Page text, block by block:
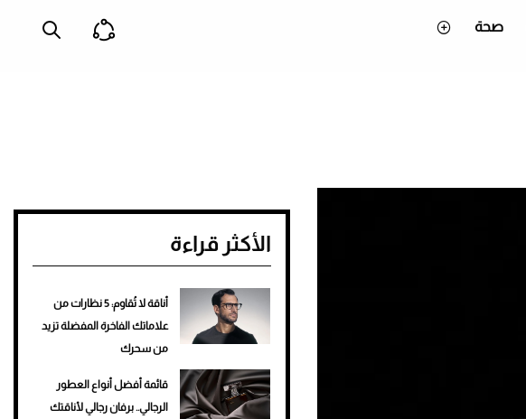
صحة
الأكثر قراءة
أناقة لا تُقاوم: 5 نظارات من
علاماتك الفاخرة المفضلة تزيد
من سحرك
قائمة أفضل أنواع العطور
الرجالي.. برفان رجالي لأناقتك